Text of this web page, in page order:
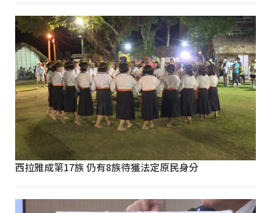
西拉雅成第17族 仍有8族待獲法定原民身分